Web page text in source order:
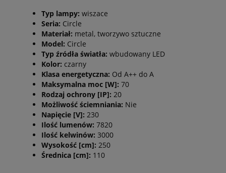
Typ lampy: wiszace
Seria: Circle
Materiał: metal, tworzywo sztuczne
Model: Circle
Typ źródła światła: wbudowany LED
Kolor: czarny
Klasa energetyczna: Od A++ do A
Maksymalna moc [W]: 70
Rodzaj ochrony [IP]: 20
Możliwość ściemniania: Nie
Napięcie [V]: 230
Ilość lumenów: 7820
Ilość kelwinów: 3000
Wysokość [cm]: 250
Średnica [cm]: 110